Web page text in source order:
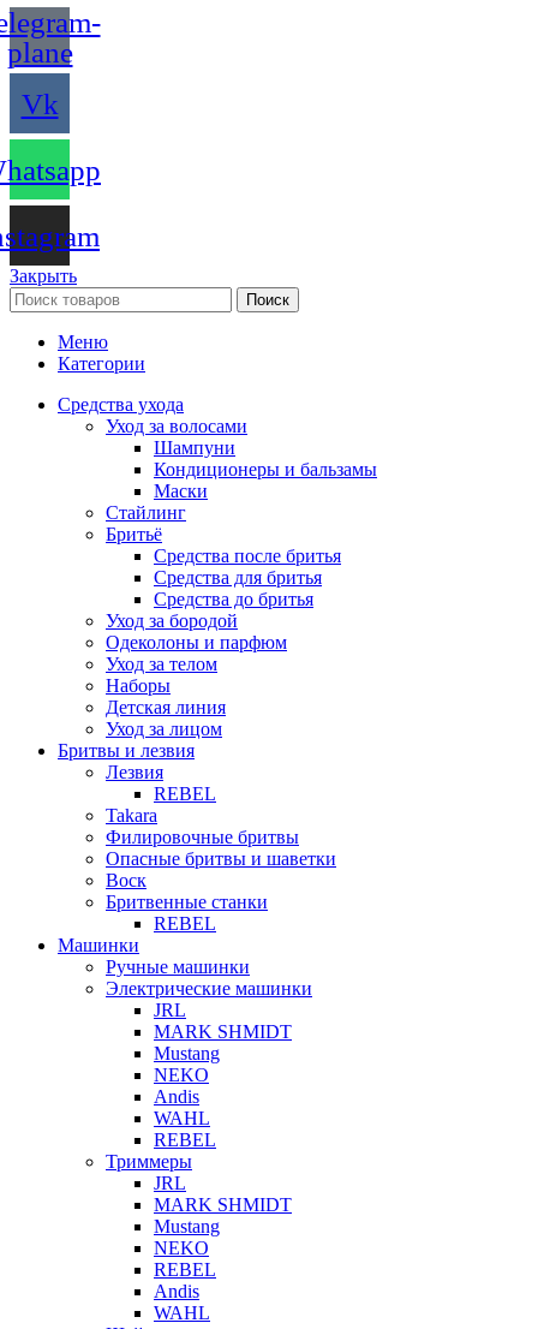
plane
Vk
Закрыть
Поиск
Меню
Категории
Средства ухода
Уход за волосами
Шампуни
Кондиционеры и бальзамы
Маски
Стайлинг
Бритьё
Средства после бритья
Средства для бритья
Средства до бритья
Уход за бородой
Одеколоны и парфюм
Уход за телом
Наборы
Детская линия
Уход за лицом
Бритвы и лезвия
Лезвия
REBEL
Takara
Филировочные бритвы
Опасные бритвы и шаветки
Воск
Бритвенные станки
REBEL
Машинки
Ручные машинки
Электрические машинки
JRL
MARK SHMIDT
Mustang
NEKO
Andis
WAHL
REBEL
Триммеры
JRL
MARK SHMIDT
Mustang
NEKO
REBEL
Andis
WAHL